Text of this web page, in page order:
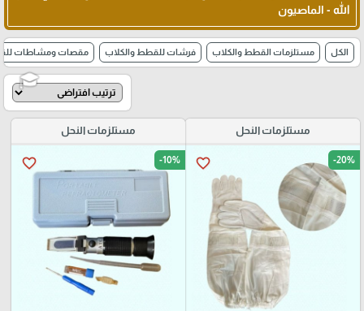
الله - الماصيون
الكل مستلزمات القطط والكلاب فرشات للقطط والكلاب مقصات ومشاطات
مستلزمات النحل
favorite_border -20%
مستلزمات النحل
favorite_border -10%